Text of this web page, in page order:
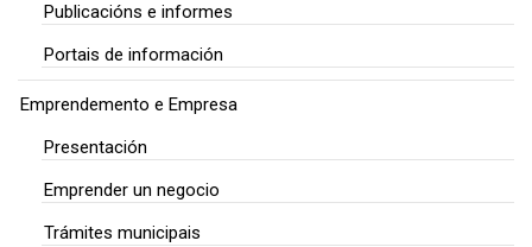
Publicacións e informes
Portais de información
Emprendemento e Empresa
Presentación
Emprender un negocio
Trámites municipais